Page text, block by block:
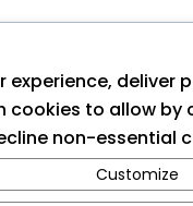
experience, deliver
cookies to allow by
non-essential
Customize